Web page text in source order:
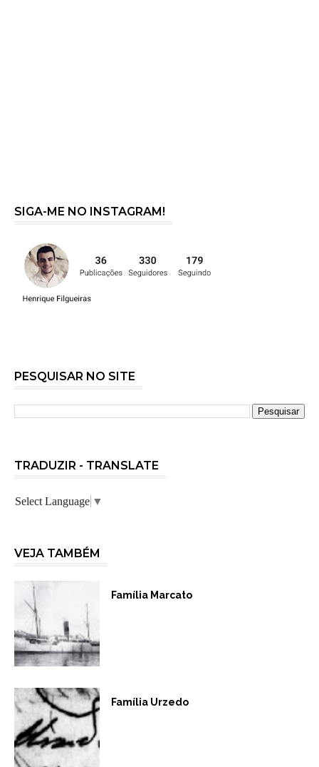
SIGA-ME NO INSTAGRAM!
PESQUISAR NO SITE
TRADUZIR - TRANSLATE
Select Language ▼
VEJA TAMBÉM
Família Marcato
Família Urzedo